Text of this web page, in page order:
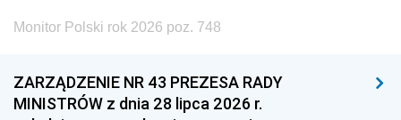
Monitor Polski rok 2026 poz. 748
ZARZĄDZENIE NR 43 PREZESA RADY
MINISTRÓW z dnia 28 lipca 2026 r.